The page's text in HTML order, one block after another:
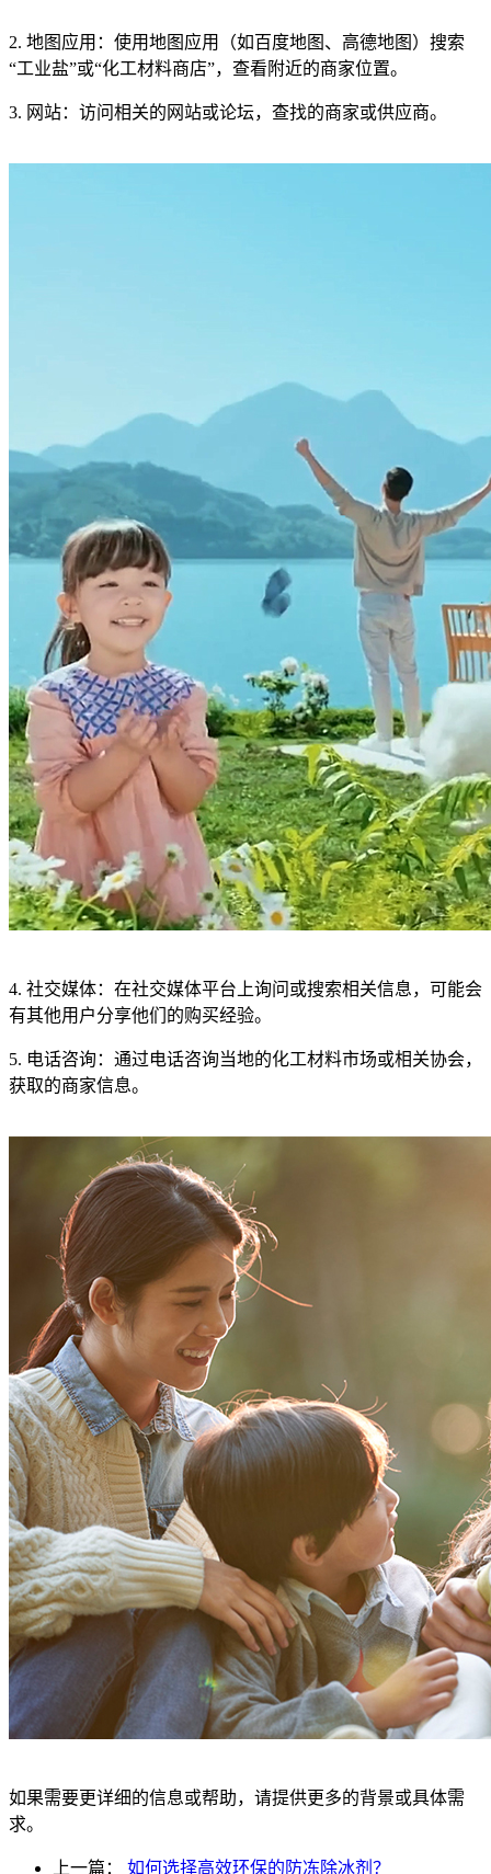
2. 地图应用：使用地图应用（如百度地图、高德地图）搜索
“工业盐”或“化工材料商店”，查看附近的商家位置。
3. 网站：访问相关的网站或论坛，查找的商家或供应商。
4. 社交媒体：在社交媒体平台上询问或搜索相关信息，可能会
有其他用户分享他们的购买经验。
5. 电话咨询：通过电话咨询当地的化工材料市场或相关协会，
获取的商家信息。
如果需要更详细的信息或帮助，请提供更多的背景或具体需
求。
上一篇： 如何选择高效环保的防冻除冰剂？